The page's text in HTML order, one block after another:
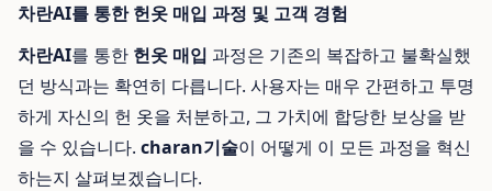
차란AI를 통한 헌옷 매입 과정 및 고객 경험
차란AI를 통한 헌옷 매입 과정은 기존의 복잡하고 불확실했
던 방식과는 확연히 다릅니다. 사용자는 매우 간편하고 투명
하게 자신의 헌 옷을 처분하고, 그 가치에 합당한 보상을 받
을 수 있습니다. charan기술이 어떻게 이 모든 과정을 혁신
하는지 살펴보겠습니다.